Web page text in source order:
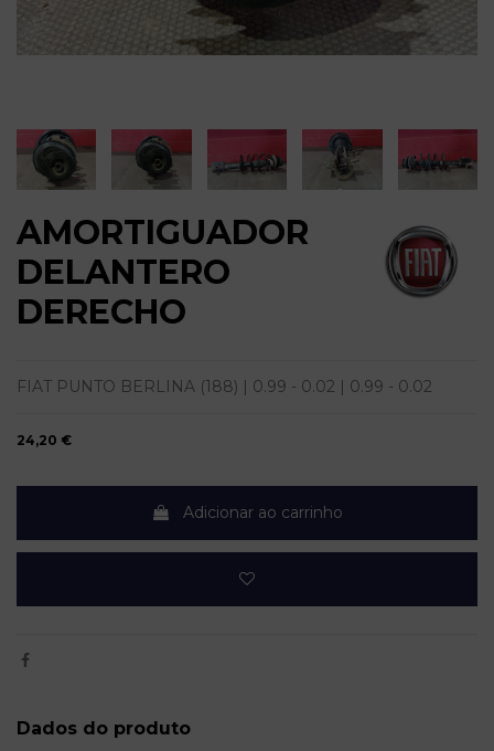
AMORTIGUADOR
DELANTERO
DERECHO
FIAT PUNTO BERLINA (188) | 0.99 - 0.02 | 0.99 - 0.02
24,20 €
Adicionar ao carrinho
Dados do produto